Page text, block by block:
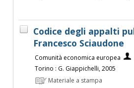
Codice degli appalti
Francesco Sciaudone
Comunità economica europea
Torino : G. Giappichelli, 2005
Materiale a stampa